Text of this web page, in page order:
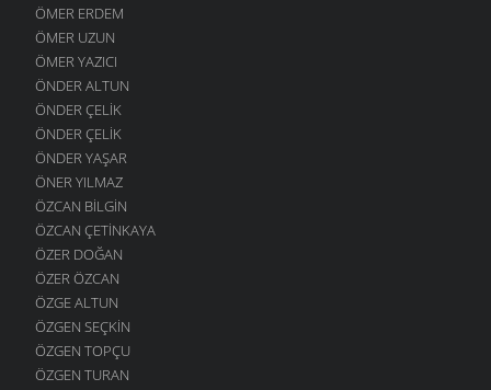
ÖMER ERDEM
ÖMER UZUN
ÖMER YAZICI
ÖNDER ALTUN
ÖNDER ÇELIK
ÖNDER ÇELIK
ÖNDER YAŞAR
ÖNER YILMAZ
ÖZCAN BILGIN
ÖZCAN ÇETINKAYA
ÖZER DOĞAN
ÖZER ÖZCAN
ÖZGE ALTUN
ÖZGEN SEÇKIN
ÖZGEN TOPÇU
ÖZGEN TURAN